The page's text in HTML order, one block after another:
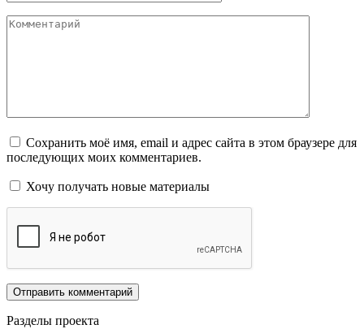
Комментарий
Сохранить моё имя, email и адрес сайта в этом браузере для
последующих моих комментариев.
Хочу получать новые материалы
Разделы проекта